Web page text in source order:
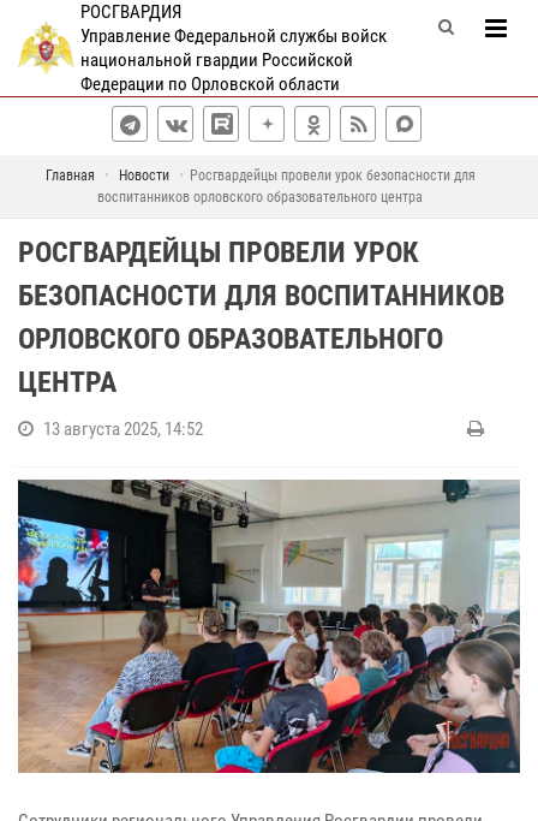
РОСГВАРДИЯ
Управление Федеральной службы войск
национальной гвардии Российской
Федерации по Орловской области
Главная Новости
Росгвардейцы провели урок безопасности для
воспитанников орловского образовательного центра
РОСГВАРДЕЙЦЫ ПРОВЕЛИ УРОК
БЕЗОПАСНОСТИ ДЛЯ ВОСПИТАННИКОВ
ОРЛОВСКОГО ОБРАЗОВАТЕЛЬНОГО
ЦЕНТРА
13 августа 2025, 14:52